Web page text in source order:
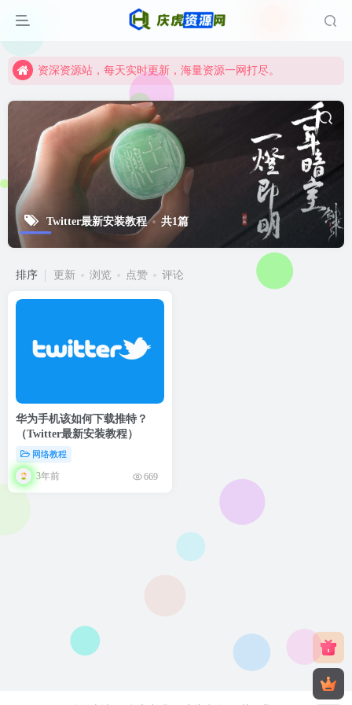
资深资源站，每天实时更新，海量资源一网打尽。
资深资源站，每天实时更新，海量资源一网打尽。
【启明网】找项目 + 低成本创业 + 减少信息差 + 见识各种项目 + 提升网创认知。
Twitter最新安装教程 共1篇
排序 更新 浏览 点赞 评论
华为手机该如何下载推特？
（Twitter最新安装教程）
网络教程
3年前 669